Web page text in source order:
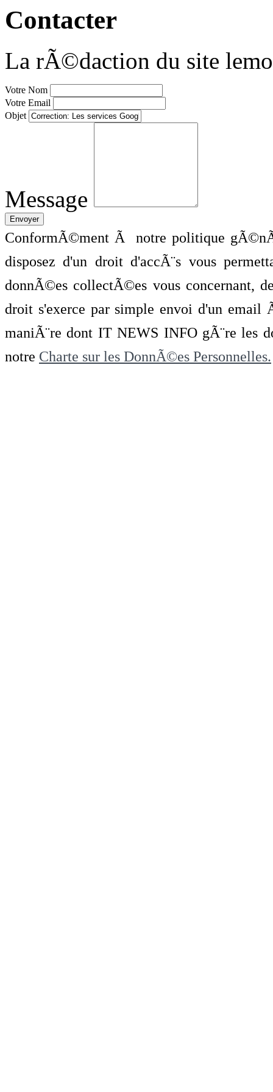
Contacter
La rÃ©daction du site
Votre Nom
Votre Email
Objet
Message
ConformÃ©ment Ã notre politique
disposez d'un droit d'accÃ¨s vous
donnÃ©es collectÃ©es vous concernant,
droit s'exerce par simple envoi d'un
maniÃ¨re dont IT NEWS INFO gÃ¨re les
notre Charte sur les DonnÃ©es Personnelles.